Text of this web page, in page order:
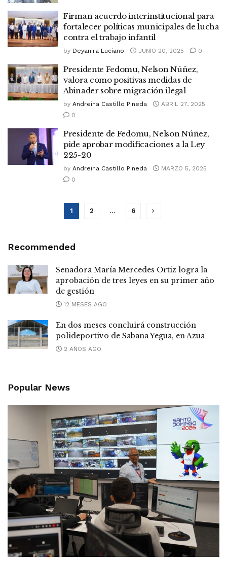
Firman acuerdo interinstitucional para
fortalecer políticas municipales de lucha
contra el trabajo infantil
by Deyanira Luciano JUNIO 20, 2025 0
Presidente Fedomu, Nelson Núñez,
valora como positivas medidas de
Abinader sobre migración ilegal
by Andreina Castillo Pineda
ABRIL 27, 2025
0
Presidente de Fedomu, Nelson Núñez,
pide aprobar modificaciones a la Ley
225-20
by Andreina Castillo Pineda
MARZO 5, 2025
0
1 2 … 6
Recommended
Senadora María Mercedes Ortiz logra la
aprobación de tres leyes en su primer año
de gestión
12 MESES AGO
En dos meses concluirá construcción
polideportivo de Sabana Yegua, en Azua
2 AÑOS AGO
Popular News